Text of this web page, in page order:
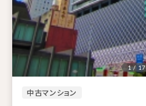
中古マンション
1 / 17